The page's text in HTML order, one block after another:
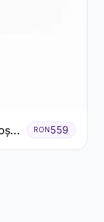
RON559